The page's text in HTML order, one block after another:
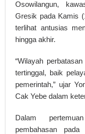
Osowilangun,
Gresik pada Kamis
terlihat antusias
hingga akhir.
“Wilayah
tertinggal, baik
pemerintah,” ujar
Cak Yebe dalam
Dalam
pembahasan